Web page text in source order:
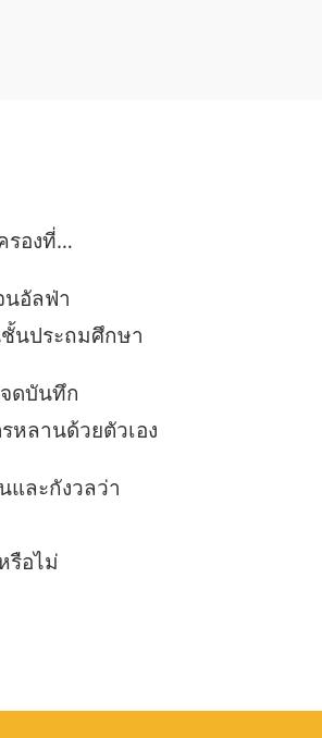
องที่…
นอัลฟ่า
นประถมศึกษา
ดบันทึก
ลานด้วยตัวเอง
และกังวลว่า
รือไม่